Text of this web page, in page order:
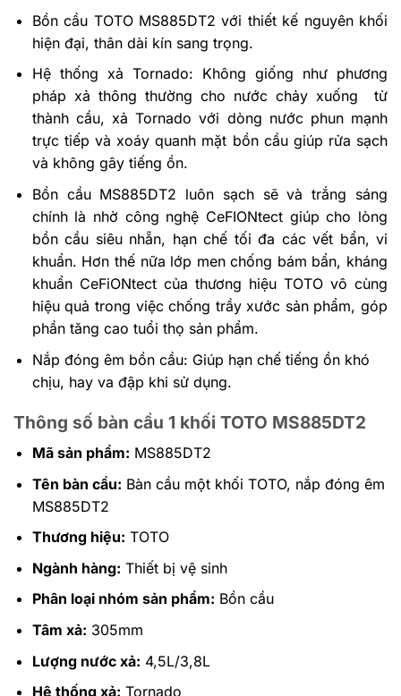
Bồn cầu TOTO MS885DT2 với thiết kế nguyên khối
hiện đại, thân dài kín sang trọng.
Hệ thống xả Tornado: Không giống như phương
pháp xả thông thường cho nước chảy xuống từ
thành cầu, xả Tornado với dòng nước phun mạnh
trực tiếp và xoáy quanh mặt bồn cầu giúp rửa sạch
và không gây tiếng ồn.
Bồn cầu MS885DT2 luôn sạch sẽ và trắng sáng
chính là nhờ công nghệ CeFIONtect giúp cho lòng
bồn cầu siêu nhẵn, hạn chế tối đa các vết bẩn, vi
khuẩn. Hơn thế nữa lớp men chống bám bẩn, kháng
khuẩn CeFiONtect của thương hiệu TOTO vô cùng
hiệu quả trong việc chống trầy xước sản phẩm, góp
phần tăng cao tuổi thọ sản phẩm.
Nắp đóng êm bồn cầu: Giúp hạn chế tiếng ồn khó
chịu, hay va đập khi sử dụng.
Thông số bàn cầu 1 khối TOTO MS885DT2
Mã sản phẩm: MS885DT2
Tên bàn cầu: Bàn cầu một khối TOTO, nắp đóng êm
MS885DT2
Thương hiệu: TOTO
Ngành hàng: Thiết bị vệ sinh
Phân loại nhóm sản phẩm: Bồn cầu
Tâm xả: 305mm
Lượng nước xả: 4,5L/3,8L
Hệ thống xả: Tornado